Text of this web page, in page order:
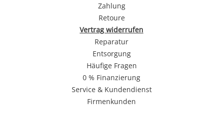
Zahlung
Retoure
Vertrag widerrufen
Reparatur
Entsorgung
Häufige Fragen
0 % Finanzierung
Service & Kundendienst
Firmenkunden